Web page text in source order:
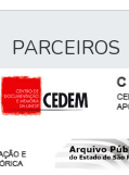
PARCEIROS